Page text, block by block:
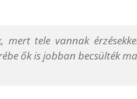
mert tele vannak
ők is jobban becsülték